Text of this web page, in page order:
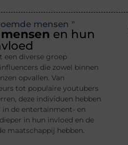
mensen "
en hun
een diverse groep
die zowel binnen
opvallen. Van
tot populaire youtubers
deze individuen hebben
de entertainment- en
in hun invloed en de
maatschappij hebben.